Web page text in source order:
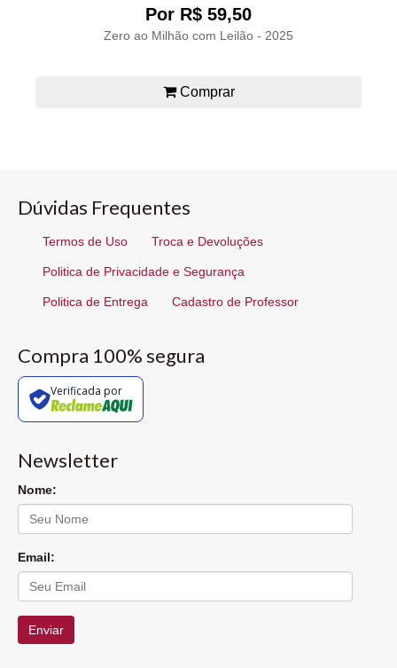
Por R$ 59,50
Zero ao Milhão com Leilão - 2025
Comprar
Dúvidas Frequentes
Termos de Uso Troca e Devoluções
Politica de Privacidade e Segurança
Politica de Entrega Cadastro de Professor
Compra 100% segura
Verificada por
Newsletter
Nome:
Email:
Enviar